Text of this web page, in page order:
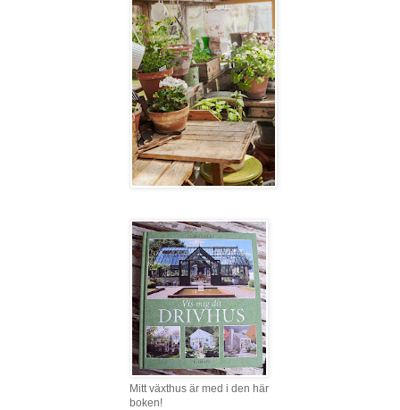
Mitt växthus är med i den här
boken!